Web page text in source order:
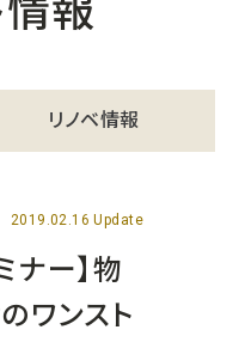
情報
リノベ情報
2019.02.16 Update
ナー】物
ワンスト